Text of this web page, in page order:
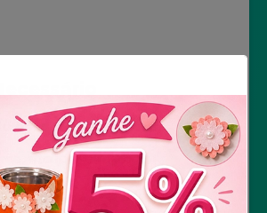
Pascoa e Florido
marrom e rosa